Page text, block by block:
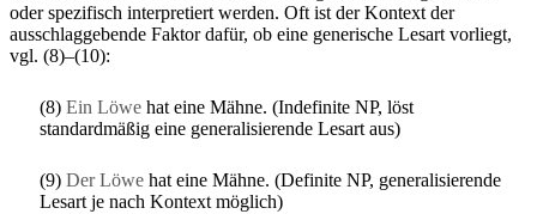
oder spezifisch interpretiert werden. Oft ist der Kontext der
ausschlaggebende Faktor dafür, ob eine generische Lesart vorliegt,
vgl. (8)–(10):
(8) Ein Löwe hat eine Mähne. (Indefinite NP, löst
standardmäßig eine generalisierende Lesart aus)
(9) Der Löwe hat eine Mähne. (Definite NP, generalisierende
Lesart je nach Kontext möglich)